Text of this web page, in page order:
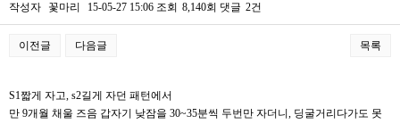
작성자 꽃마리 15-05-27 15:06 조회 8,140회 댓글 2건
이전글 다음글 목록
S1짧게 자고, s2길게 자던 패턴에서
만 9개월 채울 즈음 갑자기 낮잠을 30~35분씩 두번만 자더니, 딩굴거리다가도 못